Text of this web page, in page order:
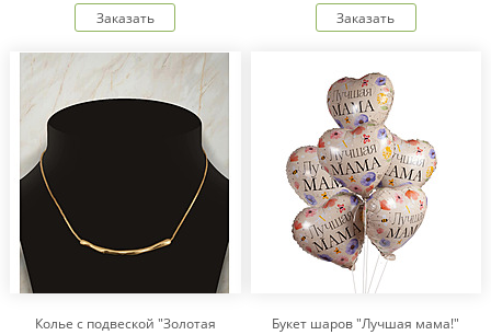
Заказать Заказать
Колье с подвеской "Золотая
Букет шаров "Лучшая мама!"